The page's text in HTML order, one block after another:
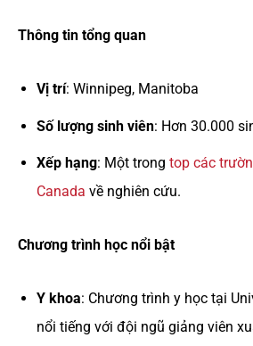
Thông tin tổng quan
Vị trí: Winnipeg, Manitoba
Số lượng sinh viên: Hơn 30.000
Xếp hạng: Một trong top các
Canada về nghiên cứu.
Chương trình học nổi bật
Y khoa: Chương trình y học tại
nổi tiếng với đội ngũ giảng viên